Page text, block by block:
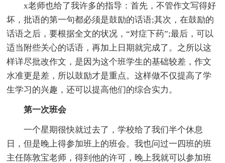
x老师也给了我许多的指导：首先，不管作文写得好
坏，批语的第一句都必须是鼓励的话语;其次，在鼓励的
话语之后，要根据全文的状况，“对症下药”;最后，可以
适当附些关心的话语，再加上日期就完成了。之所以这
样详尽批改作文，是因为这个班学生的基础较差，作文
水准更是差，所以鼓励才是重点。这样做不仅提高了学
生学习的兴趣，还可以提高他们的综合实力。
第一次班会
一个星期很快就过去了，学校给了我们半个休息
日，但是晚上得参加班上的班会。我也问过一四班的班
主任陈敦宝老师，得到他的许可，晚上我就可以参加班